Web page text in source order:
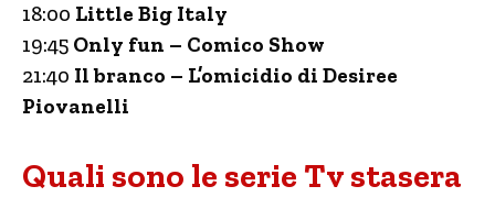
18:00 Little Big Italy
19:45 Only fun – Comico Show
21:40 Il branco – L’omicidio di Desiree
Piovanelli
Quali sono le serie Tv stasera